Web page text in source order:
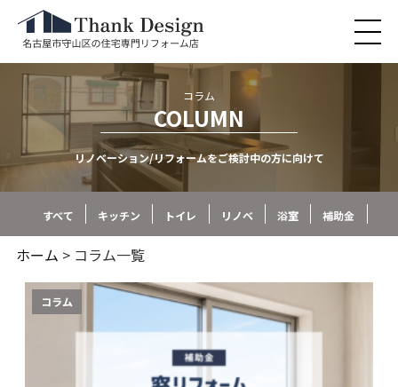
コラム
COLUMN
リノベーション/リフォームをご検討中の方に向けて
すべて キッチン トイレ リノベ 浴室 補助金
ホーム > コラム一覧
コラム